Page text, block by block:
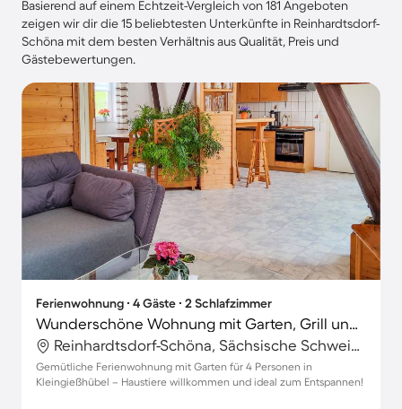
Basierend auf einem Echtzeit-Vergleich von 181 Angeboten
zeigen wir dir die 15 beliebtesten Unterkünfte in Reinhardtsdorf-
Schöna mit dem besten Verhältnis aus Qualität, Preis und
Gästebewertungen.
Ferienwohnung ∙ 4 Gäste ∙ 2 Schlafzimmer
Wunderschöne Wohnung mit Garten, Grill und Terrasse | Panoramablick | Haustiere erlaubt
Reinhardtsdorf-Schöna, Sächsische Schweiz-Osterzgebirge, Deutschland
Gemütliche Ferienwohnung mit Garten für 4 Personen in
Kleingießhübel – Haustiere willkommen und ideal zum Entspannen!